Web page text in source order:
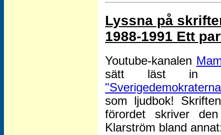
Lyssna på
1988-1991 Ett
Youtube-kanalen
sätt läst in
som ljudbok!
förordet skriver
Klarström bland